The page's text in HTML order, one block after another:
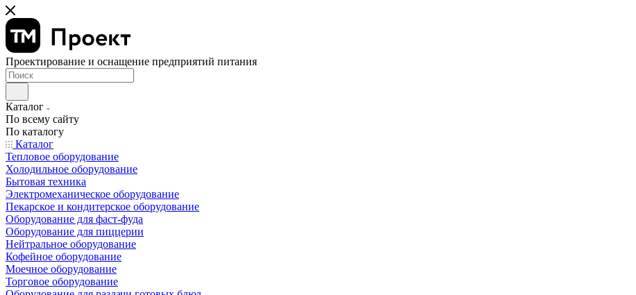
Проектирование и оснащение предприятий питания
Каталог
По всему сайту
По каталогу
Каталог
Тепловое оборудование
Холодильное оборудование
Бытовая техника
Электромеханическое оборудование
Пекарское и кондитерское оборудование
Оборудование для фаст-фуда
Оборудование для пиццерии
Нейтральное оборудование
Кофейное оборудование
Моечное оборудование
Торговое оборудование